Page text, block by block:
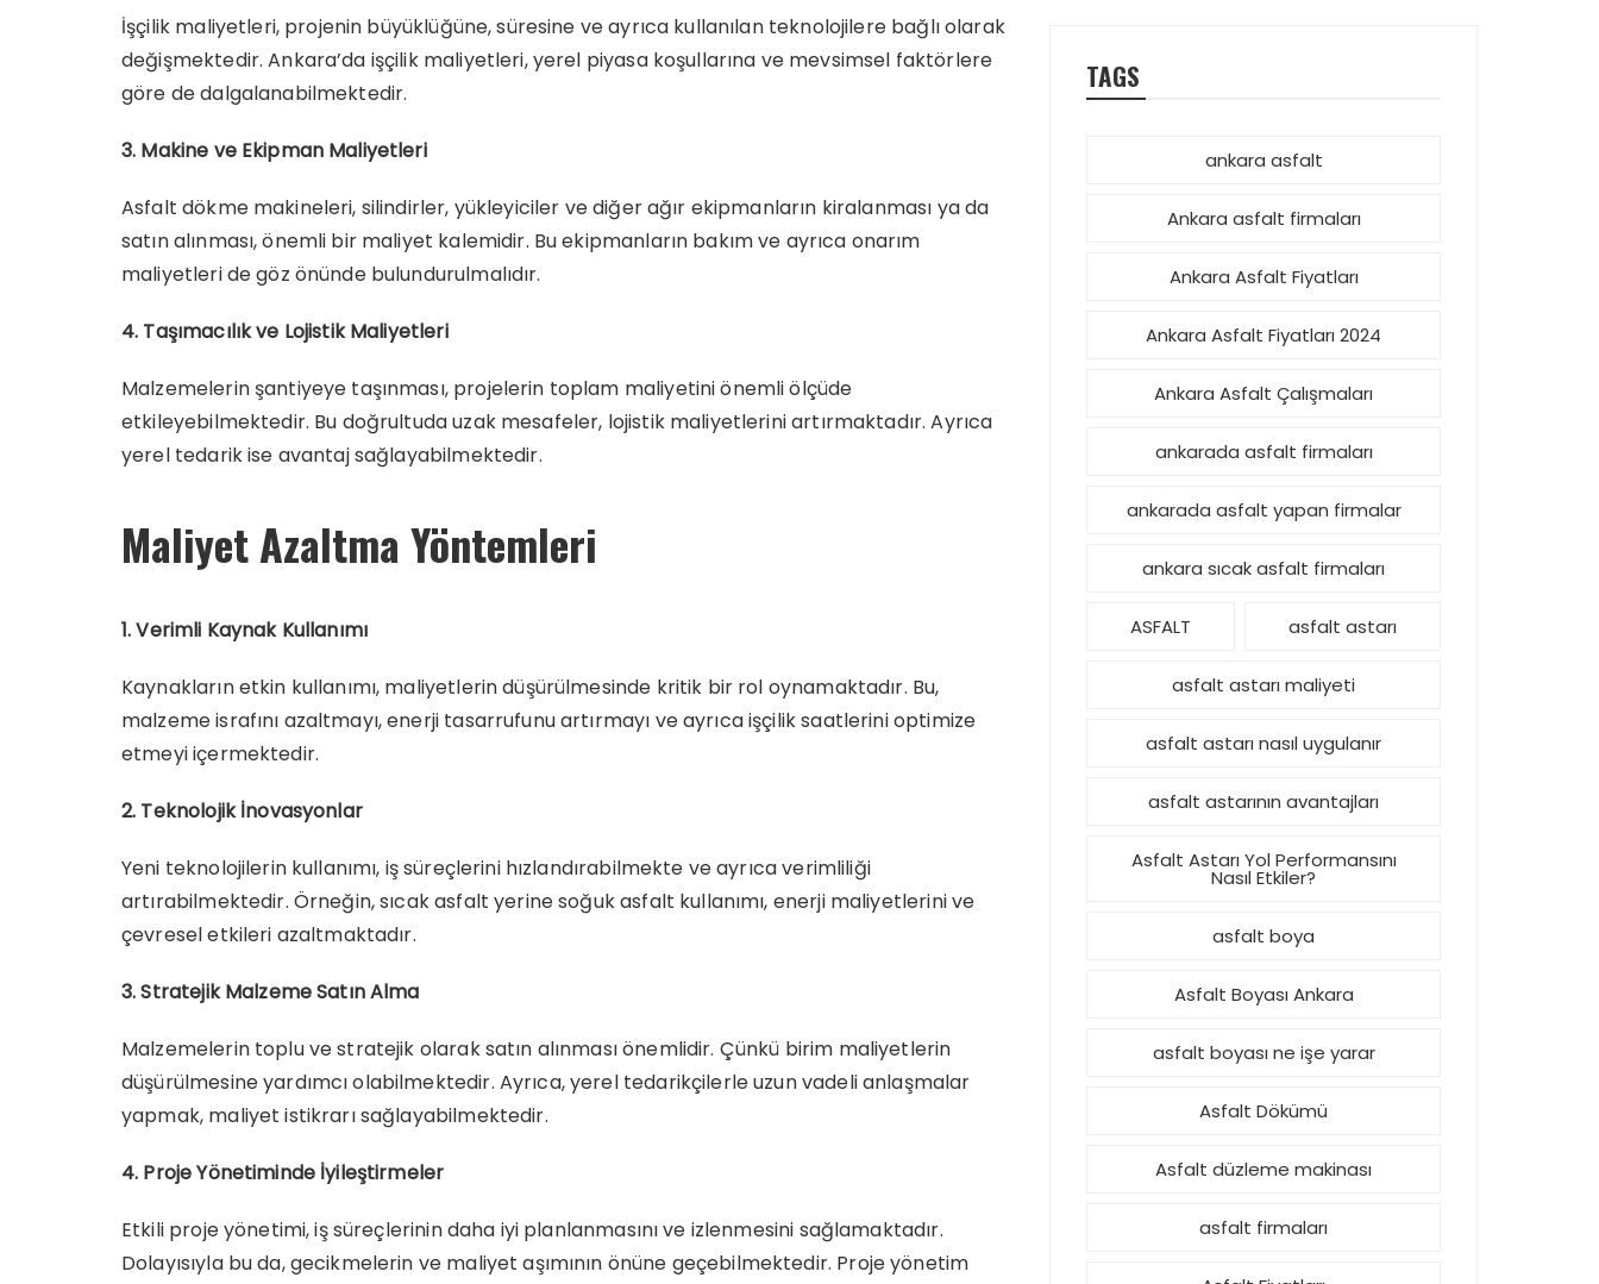
İşçilik maliyetleri, projenin büyüklüğüne, süresine ve ayrıca kullanılan teknolojilere bağlı olarak
değişmektedir. Ankara’da işçilik maliyetleri, yerel piyasa koşullarına ve mevsimsel faktörlere
göre de dalgalanabilmektedir.
3. Makine ve Ekipman Maliyetleri
Asfalt dökme makineleri, silindirler, yükleyiciler ve diğer ağır ekipmanların kiralanması ya da
satın alınması, önemli bir maliyet kalemidir. Bu ekipmanların bakım ve ayrıca onarım
maliyetleri de göz önünde bulundurulmalıdır.
4. Taşımacılık ve Lojistik Maliyetleri
Malzemelerin şantiyeye taşınması, projelerin toplam maliyetini önemli ölçüde
etkileyebilmektedir. Bu doğrultuda uzak mesafeler, lojistik maliyetlerini artırmaktadır. Ayrıca
yerel tedarik ise avantaj sağlayabilmektedir.
Maliyet Azaltma Yöntemleri
1. Verimli Kaynak Kullanımı
Kaynakların etkin kullanımı, maliyetlerin düşürülmesinde kritik bir rol oynamaktadır. Bu,
malzeme israfını azaltmayı, enerji tasarrufunu artırmayı ve ayrıca işçilik saatlerini optimize
etmeyi içermektedir.
2. Teknolojik İnovasyonlar
Yeni teknolojilerin kullanımı, iş süreçlerini hızlandırabilmekte ve ayrıca verimliliği
artırabilmektedir. Örneğin, sıcak asfalt yerine soğuk asfalt kullanımı, enerji maliyetlerini ve
çevresel etkileri azaltmaktadır.
3. Stratejik Malzeme Satın Alma
Malzemelerin toplu ve stratejik olarak satın alınması önemlidir. Çünkü birim maliyetlerin
düşürülmesine yardımcı olabilmektedir. Ayrıca, yerel tedarikçilerle uzun vadeli anlaşmalar
yapmak, maliyet istikrarı sağlayabilmektedir.
4. Proje Yönetiminde İyileştirmeler
Etkili proje yönetimi, iş süreçlerinin daha iyi planlanmasını ve izlenmesini sağlamaktadır.
Dolayısıyla bu da, gecikmelerin ve maliyet aşımının önüne geçebilmektedir. Proje yönetim
TAGS
ankara asfalt
Ankara asfalt firmaları
Ankara Asfalt Fiyatları
Ankara Asfalt Fiyatları 2024
Ankara Asfalt Çalışmaları
ankarada asfalt firmaları
ankarada asfalt yapan firmalar
ankara sıcak asfalt firmaları
ASFALT asfalt astarı
asfalt astarı maliyeti
asfalt astarı nasıl uygulanır
asfalt astarının avantajları
Asfalt Astarı Yol Performansını
Nasıl Etkiler?
asfalt boya
Asfalt Boyası Ankara
asfalt boyası ne işe yarar
Asfalt Dökümü
Asfalt düzleme makinası
asfalt firmaları